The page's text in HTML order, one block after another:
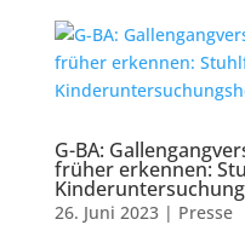
G-BA:
früher erkennen:
26. Juni 2023| Presse